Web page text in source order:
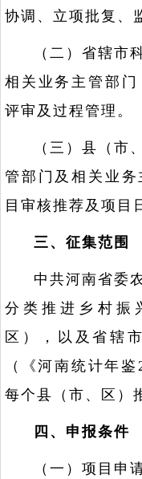
协调、立项批复、
（二）省辖市
相关业务主管部门
评审及过程管理。
（三）县（市
管部门及相关业
目审核推荐及项目
三、征集范围
中共河南省委
分类推进乡村振
区），以及省辖
（《河南统计年
每个县（市、区）
四、申报条件
（一）项目申